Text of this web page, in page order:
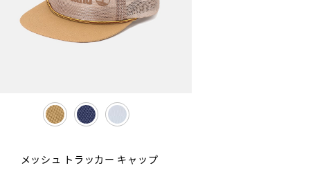
selected
メッシュ トラッカー キャップ